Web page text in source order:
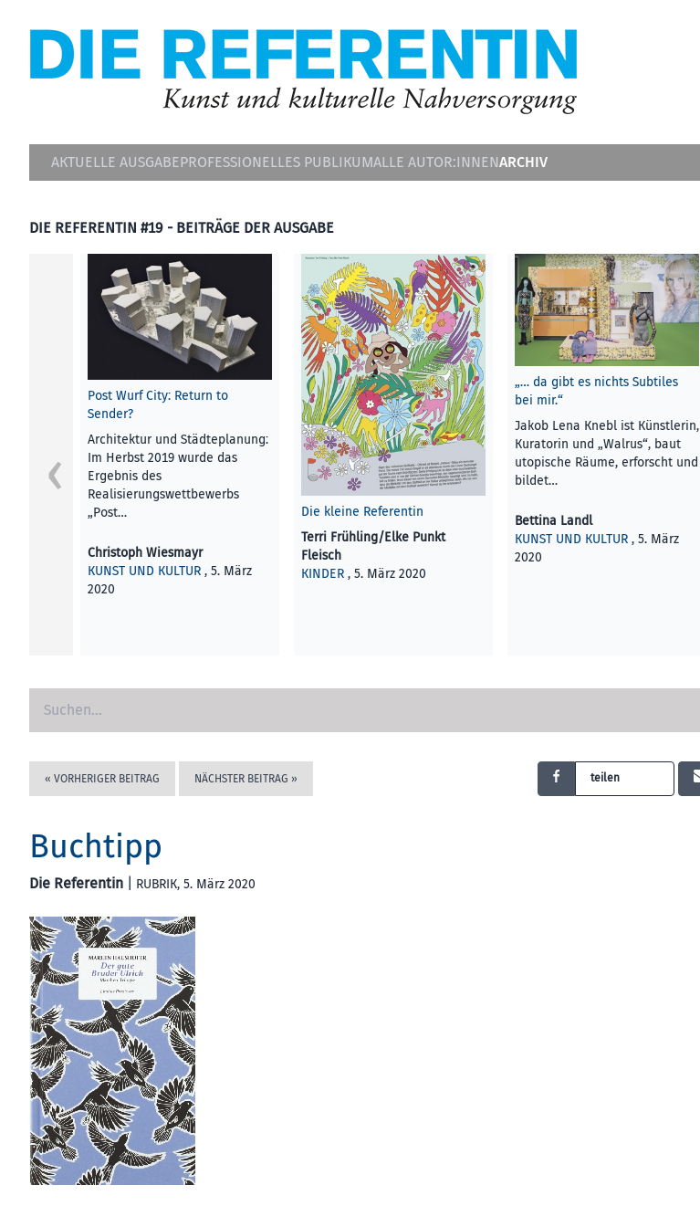
AKTUELLE AUSGABEPROFESSIONELLES PUBLIKUMALLE AUTOR:INNENARCHIV
DIE REFERENTIN #19 - BEITRÄGE DER AUSGABE
Post Wurf City: Return to
Sender?
Architektur und Städteplanung:
Im Herbst 2019 wurde das
Ergebnis des
Realisierungswettbewerbs
„Post…
Christoph Wiesmayr
KUNST UND KULTUR , 5. März
2020
Die kleine Referentin
Terri Frühling/Elke Punkt
Fleisch
KINDER , 5. März 2020
„… da gibt es nichts Subtiles
bei mir.“
Jakob Lena Knebl ist Künstlerin,
Kuratorin und „Walrus“, baut
utopische Räume, erforscht und
bildet…
Bettina Landl
KUNST UND KULTUR , 5. März
2020
« VORHERIGER BEITRAG NÄCHSTER BEITRAG » teilen
Buchtipp
Die Referentin RUBRIK, 5. März 2020